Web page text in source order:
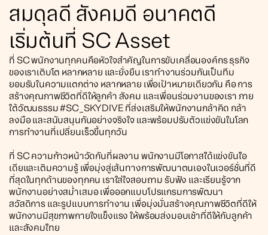
สมดุลดี สังคมดี อนาคตดี
เริ่มต้นที่ SC Asset
ที่ SC พนักงานทุกคนคือหัวใจสำคัญในการขับเคลื่อนองค์กร ธุรกิจ
ของเราเติบโต หลากหลาย และยั่งยืน เราทำงานร่วมกันเป็นทีม
ยอมรับในความแตกต่าง หลากหลาย เพื่อเป้าหมายเดียวกัน คือ การ
สร้างคุณภาพชีวิตที่ดีให้ลูกค้า สังคม และเพื่อนร่วมงานของเรา ภาย
ใต้วัฒนธรรม #SC_SKYDIVE ที่ส่งเสริมให้พนักงานกล้าคิด กล้า
ลงมือ และสนับสนุนกันอย่างจริงใจ และพร้อมปรับตัวแข่งขันในโลก
การทำงานที่เปลี่ยนเร็วขึ้นทุกวัน
ที่ SC ความก้าวหน้าวัดกันที่ผลงาน พนักงานมีโอกาสได้แข่งขันไอ
เดียและเติมความรู้ เพื่อมุ่งสู่เส้นทางการพัฒนาตนเองในเวอร์ชั่นที่ดี
ที่สุดในทุกด้านของทุกคน เราใส่ใจสอบถาม รับฟัง และเรียนรู้จาก
พนักงานอย่างสม่ำเสมอ เพื่อออกแบบโปรแกรมการพัฒนา
สวัสดิการ และรูปแบบการทำงาน เพื่อมุ่งมั่นสร้างคุณภาพชีวิตที่ดีให้
พนักงานมีสุขภาพกายใจแข็งแรง ให้พร้อมส่งมอบเช้าที่ดีให้กับลูกค้า
และสังคมไทย